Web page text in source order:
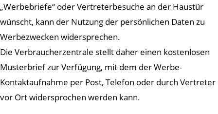
„Werbebriefe“ oder Vertreterbesuche an der Haustür
wünscht, kann der Nutzung der persönlichen Daten zu
Werbezwecken widersprechen.
Die Verbraucherzentrale stellt daher einen kostenlosen
Musterbrief zur Verfügung, mit dem der Werbe-
Kontaktaufnahme per Post, Telefon oder durch Vertreter
vor Ort widersprochen werden kann.